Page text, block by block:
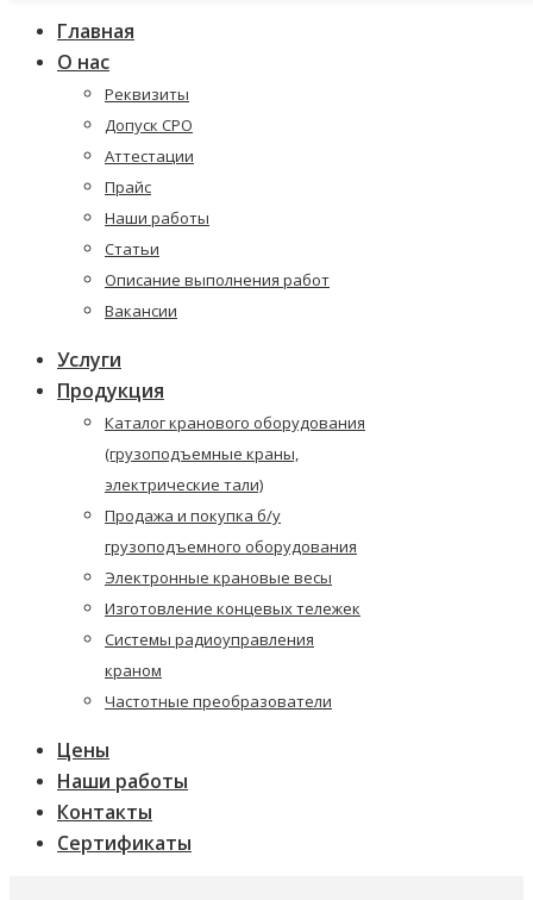
Главная
О нас
Реквизиты
Допуск СРО
Аттестации
Прайс
Наши работы
Статьи
Описание выполнения работ
Вакансии
Услуги
Продукция
Каталог кранового оборудования
(грузоподъемные краны,
электрические тали)
Продажа и покупка б/у
грузоподъемного оборудования
Электронные крановые весы
Изготовление концевых тележек
Системы радиоуправления
краном
Частотные преобразователи
Цены
Наши работы
Контакты
Сертификаты